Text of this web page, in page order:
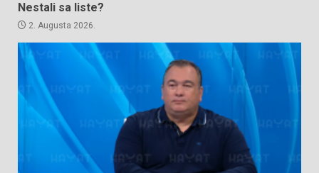
Nestali sa liste?
2. Augusta 2026.